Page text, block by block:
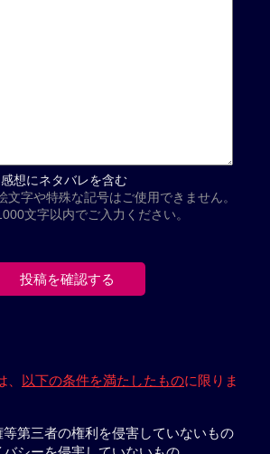
感想にネタバレを含む
文字や特殊な記号はご使用できません。
文字以内でご入力ください。
以下の条件を満たしたものに限りま
第三者の権利を侵害していないもの